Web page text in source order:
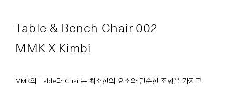
Table & Bench Chair 002
MMK X Kimbi
MMK의 Table과 Chair는 최소한의 요소와 단순한 조형을 가지고